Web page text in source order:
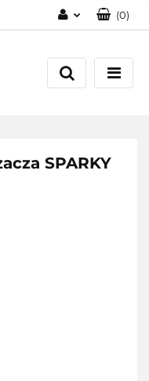
Zarejestruj się
(0)
SPARKY